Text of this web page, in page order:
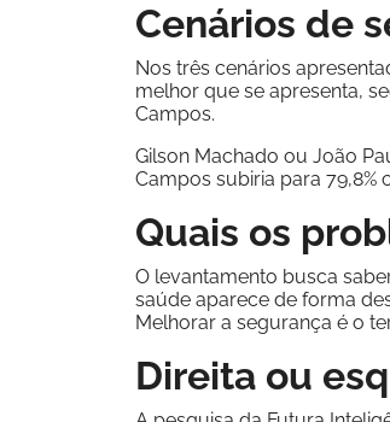
Cenários de
Nos três cenários
melhor que se apresenta,
Campos.
Gilson Machado ou João
Campos subiria para 79,8%
Quais os
O levantamento busca
saúde aparece de forma
Melhorar a segurança é o
Direita ou